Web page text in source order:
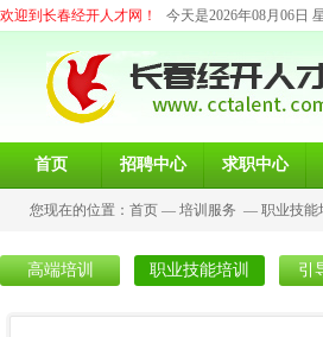
欢迎到长春经开人才网！ 今天是2026年08月06日
首页 招聘中心 求职中心
您现在的位置： 首页 — 培训服务 — 职业技能
高端培训 职业技能培训 引